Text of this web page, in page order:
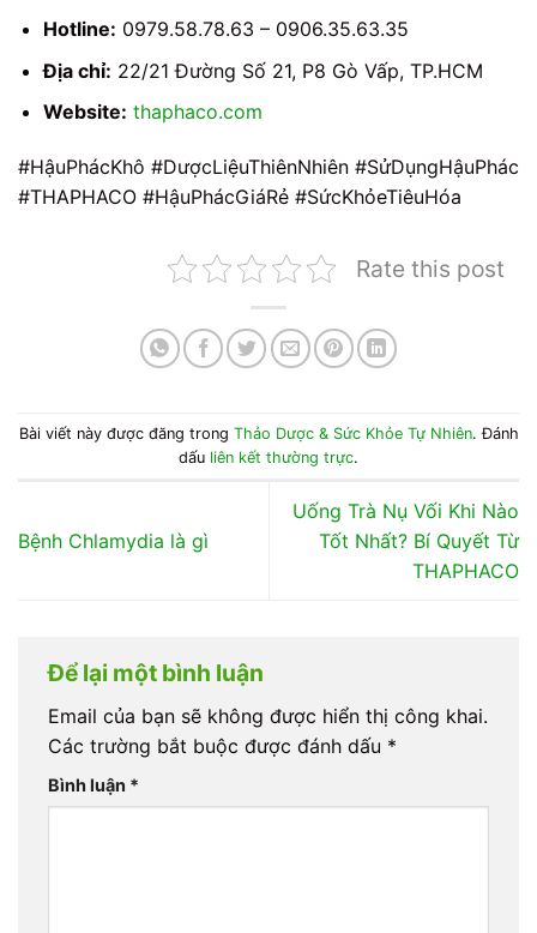
Hotline: 0979.58.78.63 – 0906.35.63.35
Địa chỉ: 22/21 Đường Số 21, P8 Gò Vấp, TP.HCM
Website: thaphaco.com
#HậuPhácKhô #DượcLiệuThiênNhiên #SửDụngHậuPhác
#THAPHACO #HậuPhácGiáRẻ #SứcKhỏeTiêuHóa
Rate this post
Bài viết này được đăng trong Thảo Dược & Sức Khỏe Tự Nhiên. Đánh
dấu liên kết thường trực.
Bệnh Chlamydia là gì
Uống Trà Nụ Vối Khi Nào
Tốt Nhất? Bí Quyết Từ
THAPHACO
Để lại một bình luận
Email của bạn sẽ không được hiển thị công khai.
Các trường bắt buộc được đánh dấu *
Bình luận *